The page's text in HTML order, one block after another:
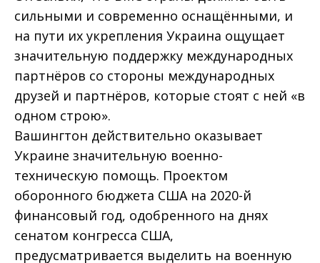
сильными и современно оснащёнными, и
на пути их укрепления Украина ощущает
значительную поддержку международных
партнёров со стороны международных
друзей и партнёров, которые стоят с ней «в
одном строю».
Вашингтон действительно оказывает
Украине значительную военно-
техническую помощь. Проектом
оборонного бюджета США на 2020-й
финансовый год, одобренного на днях
сенатом конгресса США,
предусматривается выделить на военную